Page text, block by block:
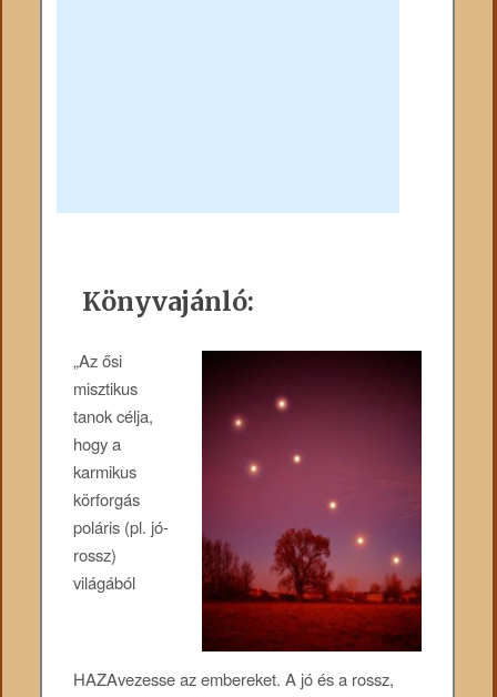
Könyvajánló:
„Az ősi
misztikus
tanok célja,
hogy a
karmikus
körforgás
poláris (pl. jó-
rossz)
világából
HAZAvezesse az embereket. A jó és a rossz,